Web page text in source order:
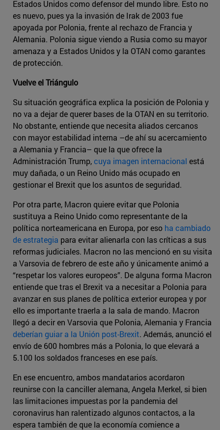
Estados Unidos como defensor del mundo libre. Esto no
es nuevo, pues ya la invasión de Irak de 2003 fue
apoyada por Polonia, frente al rechazo de Francia y
Alemania. Polonia sigue viendo a Rusia como su mayor
amenaza y a Estados Unidos y la OTAN como garantes
de protección.
Vuelve el Triángulo
Su situación geográfica explica la posición de Polonia y
no va a dejar de querer bases de la OTAN en su territorio.
No obstante, entiende que necesita aliados cercanos
con mayor estabilidad interna –de ahí su acercamiento
a Alemania y Francia– que la que ofrece la
Administración Trump,cuya imagen internacional está
muy dañada, o un Reino Unido más ocupado en
gestionar el Brexit que los asuntos de seguridad.
Por otra parte, Macron quiere evitar que Polonia
sustituya a Reino Unido como representante de la
política norteamericana en Europa, por eso ha cambiado
de estrategia para evitar alienarla con las críticas a sus
reformas judiciales. Macron no las mencionó en su visita
a Varsovia de febrero de este año y únicamente animó a
“respetar los valores europeos”. De alguna forma Macron
entiende que tras el Brexit va a necesitar a Polonia para
avanzar en sus planes de política exterior europea y por
ello es importante traerla a la sala de mando. Macron
llegó a decir en Varsovia que Polonia, Alemania y Francia
deberían guiar a la Unión post-Brexit. Además, anunció el
envío de 600 hombres más a Polonia, lo que elevará a
5.100 los soldados franceses en ese país.
En ese encuentro, ambos mandatarios acordaron
reunirse con la canciller alemana, Angela Merkel, si bien
las limitaciones impuestas por la pandemia del
coronavirus han ralentizado algunos contactos, a la
espera también de que la economía comience a